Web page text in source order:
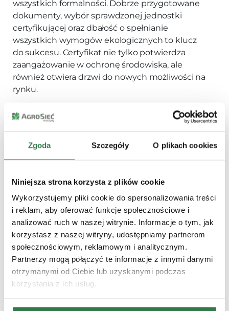
Zgoda Szczegóły O plikach cookies
Niniejsza strona korzysta z plików cookie
Wykorzystujemy pliki cookie do spersonalizowania treści
i reklam, aby oferować funkcje społecznościowe i
analizować ruch w naszej witrynie. Informacje o tym, jak
korzystasz z naszej witryny, udostępniamy partnerom
społecznościowym, reklamowym i analitycznym.
Partnerzy mogą połączyć te informacje z innymi danymi
otrzymanymi od Ciebie lub uzyskanymi podczas
korzystania z ich usług.
wszystkich formalności. Dobrze przygotowane
dokumenty, wybór sprawdzonej jednostki
certyfikującej oraz dbałość o spełnianie
wszystkich wymogów ekologicznych to klucz
do sukcesu. Certyfikat nie tylko potwierdza
zaangażowanie w ochronę środowiska, ale
również otwiera drzwi do nowych możliwości na
rynku.
Marta Kazimierska
Ukończyła wieloetapowe szkolenia John Deere
Polska. Swobodnie porusza się w
zaawansowanych technologiach rolniczych i na
bieżąco śledzi innowacje w maszynach,
uprawie precyzyjnej oraz zrównoważonej
produkcji — z naciskiem na rolnictwo jutra: